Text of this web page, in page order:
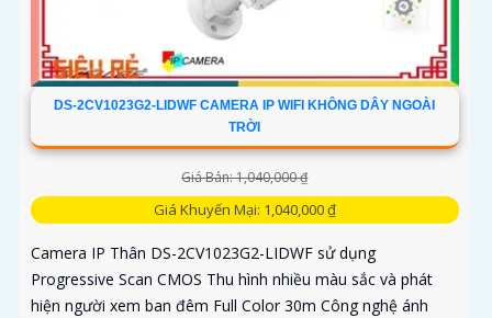
DS-2CV1023G2-LIDWF CAMERA IP WIFI KHÔNG DÂY NGOÀI
TRỜI
Giá Bán: 1,040,000 ₫
Giá Khuyến Mại: 1,040,000 ₫
Camera IP Thân DS-2CV1023G2-LIDWF sử dụng
Progressive Scan CMOS Thu hình nhiều màu sắc và phát
hiện người xem ban đêm Full Color 30m Công nghệ ánh